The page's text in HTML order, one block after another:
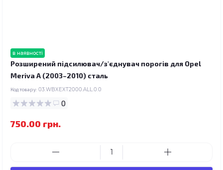
в наявності
Розширений підсилювач/з'єднувач порогів для Opel
Meriva A (2003–2010) сталь
Код товару: 03.WBXEXT2000.ALL.0.0
0
750.00 грн.